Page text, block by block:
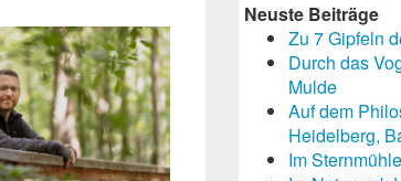
Neuste Beiträge
Zu 7 Gipfeln
Durch das
Mulde
Auf dem
Heidelberg,
Im